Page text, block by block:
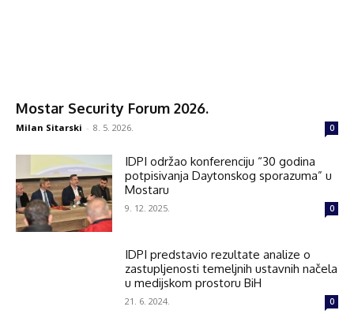
Mostar Security Forum 2026.
Milan Sitarski - 8. 5. 2026. 0
IDPI održao konferenciju “30 godina
potpisivanja Daytonskog sporazuma” u
Mostaru
9. 12. 2025. 0
IDPI predstavio rezultate analize o
zastupljenosti temeljnih ustavnih načela
u medijskom prostoru BiH
21. 6. 2024. 0